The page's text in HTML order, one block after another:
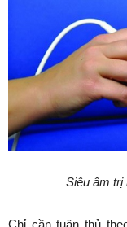
Siêu âm trị
Chỉ cần tuân thủ